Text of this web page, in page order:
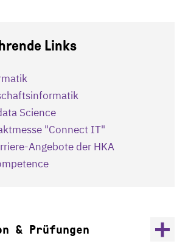
Links
Science
"Connect IT"
Angebote der HKA
& Prüfungen